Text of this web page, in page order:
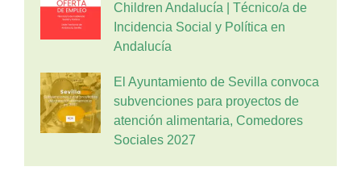
Children Andalucía | Técnico/a de
Incidencia Social y Política en
Andalucía
El Ayuntamiento de Sevilla convoca
subvenciones para proyectos de
atención alimentaria, Comedores
Sociales 2027